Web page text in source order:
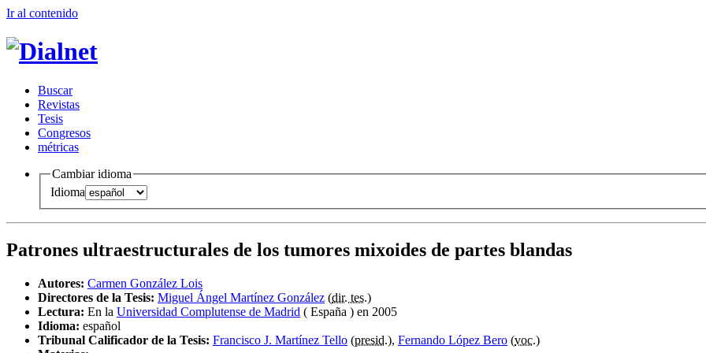
Ir al contenido
Buscar
Revistas
Tesis
Congresos
métricas
Cambiar idioma
Idioma
Patrones ultraestructurales de los tumores mixoides de partes blandas
Autores: Carmen González Lois
Directores de la Tesis: Miguel Ángel Martínez González (dir. tes.)
Lectura: En la Universidad Complutense de Madrid ( España ) en 2005
Idioma: español
Tribunal Calificador de la Tesis: Francisco J. Martínez Tello (presid.), Fernando López Bero (voc.)